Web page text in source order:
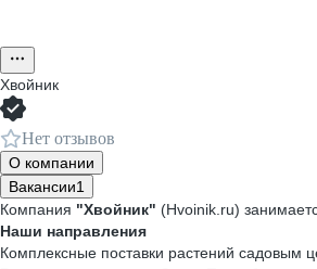
Хвойник
Нет отзывов
О компании
Вакансии1
Компания "Хвойник" (Hvoinik.ru)
Наши направления
Комплексные поставки растений